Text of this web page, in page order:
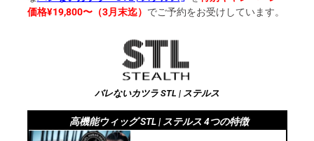
価格¥19,800〜（3月末迄） でご予約をお受けしています。
バレないカツラ STL | ステルス
高機能ウィッグ STL | ステルス 4つの特徴